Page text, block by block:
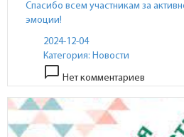
Спасибо всем участникам за
эмоции!
2024-12-04
Категория: Новости
chat_bubble_outline Нет комментариев